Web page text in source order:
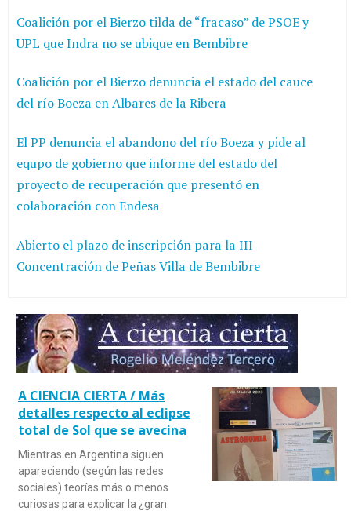
Coalición por el Bierzo tilda de “fracaso” de PSOE y
UPL que Indra no se ubique en Bembibre
Coalición por el Bierzo denuncia el estado del cauce
del río Boeza en Albares de la Ribera
El PP denuncia el abandono del río Boeza y pide al
equpo de gobierno que informe del estado del
proyecto de recuperación que presentó en
colaboración con Endesa
Abierto el plazo de inscripción para la III
Concentración de Peñas Villa de Bembibre
A CIENCIA CIERTA / Más
detalles respecto al eclipse
total de Sol que se avecina
Mientras en Argentina siguen
apareciendo (según las redes
sociales) teorías más o menos
curiosas para explicar la ¿gran